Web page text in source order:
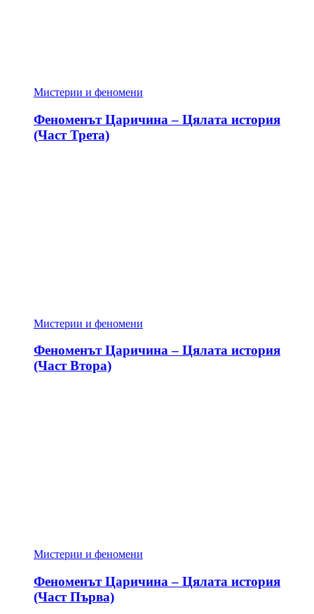
Мистерии и феномени
Феноменът Царичина – Цялата история
(Част Трета)
Мистерии и феномени
Феноменът Царичина – Цялата история
(Част Втора)
Мистерии и феномени
Феноменът Царичина – Цялата история
(Част Първа)